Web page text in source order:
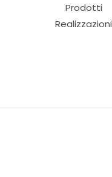
Prodotti
Realizzazioni